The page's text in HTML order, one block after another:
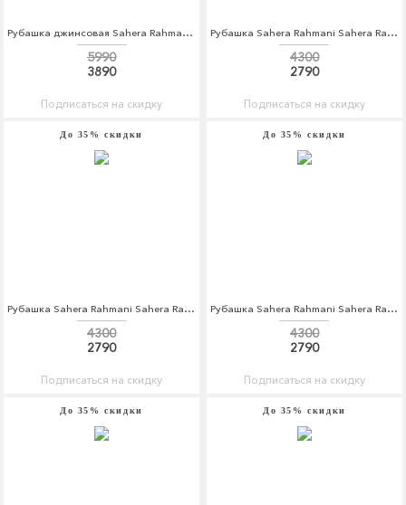
Рубашка джинсовая Sahera Rahmani Sahera Rahmani MP002XM0M1WY
5990
3890
Подписаться на скидку
Рубашка Sahera Rahmani Sahera Rahmani MP002XM0W5Q4
4300
2790
Подписаться на скидку
До 35% скидки
Рубашка Sahera Rahmani Sahera Rahmani MP002XM0W5Q5
4300
2790
Подписаться на скидку
До 35% скидки
Рубашка Sahera Rahmani Sahera Rahmani MP002XM0W5IJ
4300
2790
Подписаться на скидку
До 35% скидки До 35% скидки